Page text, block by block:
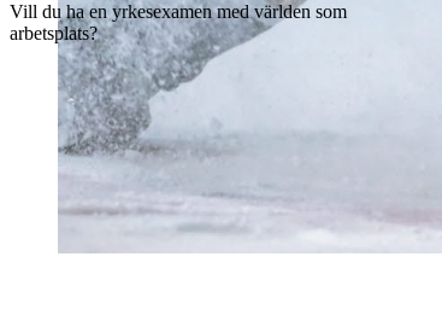
Vill du ha en yrkesexamen med världen som
arbetsplats?